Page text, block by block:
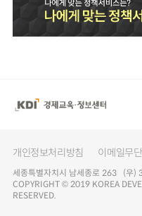
개인정보처리방침 이메일무
세종특별자치시 남세종로 263 (
COPYRIGHT © 2019 KOREA
RESERVED.